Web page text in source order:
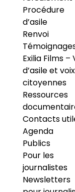
Procédure
d’asile
Renvoi
Exilia Films –
d’asile et voix
citoyennes
Ressources
Contacts
Agenda
Publics
Pour les
journalistes
Newsletters